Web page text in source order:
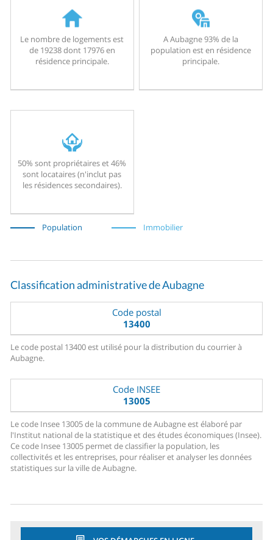
Le nombre de logements est
de 19238 dont 17976 en
résidence principale.
A Aubagne 93% de la
population est en résidence
principale.
50% sont propriétaires et 46%
sont locataires (n'inclut pas
les résidences secondaires).
Population Immobilier
Classification administrative de Aubagne
Code postal
13400
Le code postal 13400 est utilisé pour la distribution du courrier à
Aubagne.
Code INSEE
13005
Le code Insee 13005 de la commune de Aubagne est élaboré par
l'Institut national de la statistique et des études économiques (Insee).
Ce code Insee 13005 permet de classifier la population, les
collectivités et les entreprises, pour réaliser et analyser les données
statistiques sur la ville de Aubagne.